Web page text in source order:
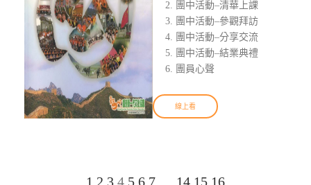
團中活動–清華上課
團中活動–參觀拜訪
團中活動–分享交流
團中活動–結業典禮
團員心聲
線上看
1 2 3 4 5 6 7 14 15 16